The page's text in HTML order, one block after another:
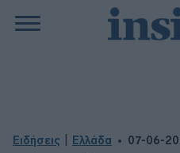
Ειδήσεις Ελλάδα 07-06-